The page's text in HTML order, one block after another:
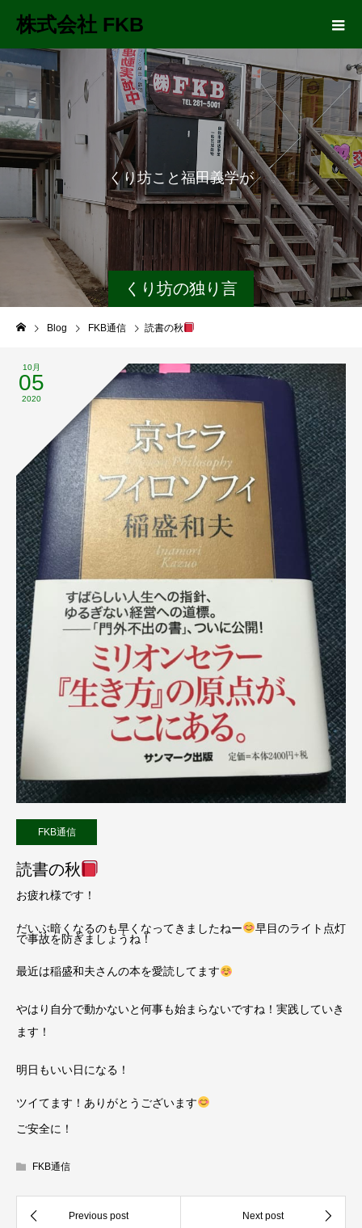
株式会社 FKB
くり坊の独り言
くり坊 と 福田 義 学が
長距離
Blog FKB通信 読書の秋
10月
05
2020
FKB通信
読書の秋
お疲れ様です！
だいぶ暗くなるのも早くなってきましたねー
早目のライト点灯
で事故を防ぎましょうね！
最近は稲盛和夫さんの本を愛読してます
やはり自分で動かないと何事も始まらないですね！実践していき
ます！
明日もいい日になる！
ツイてます！ありがとうございます
ご安全に！
FKB通信